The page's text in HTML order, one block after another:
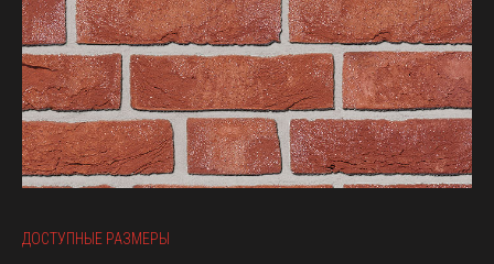
ДОСТУПНЫЕ РАЗМЕРЫ